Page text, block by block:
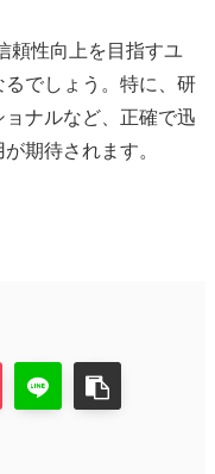
頼性向上を目指すユ
でしょう。特に、研
ナルなど、正確で迅
期待されます。